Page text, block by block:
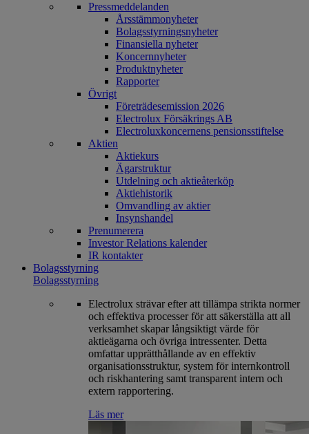
Pressmeddelanden
Årsstämmonyheter
Bolagsstyrningsnyheter
Finansiella nyheter
Koncernnyheter
Produktnyheter
Rapporter
Övrigt
Företrädesemission 2026
Electrolux Försäkrings AB
Electroluxkoncernens pensionsstiftelse
Aktien
Aktiekurs
Ägarstruktur
Utdelning och aktieåterköp
Aktiehistorik
Omvandling av aktier
Insynshandel
Prenumerera
Investor Relations kalender
IR kontakter
Bolagsstyrning
Bolagsstyrning
Electrolux strävar efter att tillämpa strikta normer
och effektiva processer för att säkerställa att all
verksamhet skapar långsiktigt värde för
aktieägarna och övriga intressenter. Detta
omfattar upprätthållande av en effektiv
organisationsstruktur, system för internkontroll
och riskhantering samt transparent intern och
extern rapportering.
Läs mer